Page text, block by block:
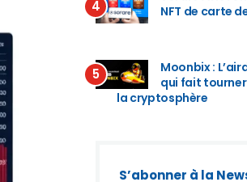
4
NFT de carte
5
Moonbix :
qui fait
la cryptosphère
S’abonner à la